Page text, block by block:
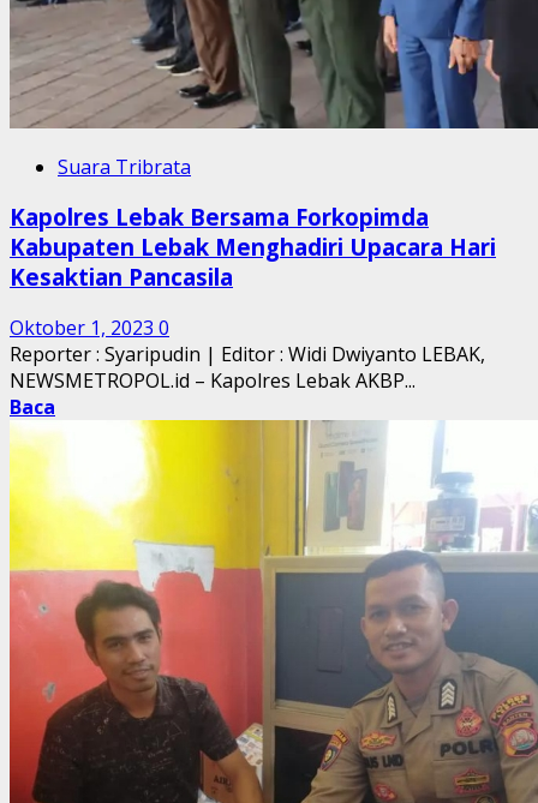
Suara Tribrata
Kapolres Lebak Bersama Forkopimda
Kabupaten Lebak Menghadiri Upacara Hari
Kesaktian Pancasila
Oktober 1, 2023 0
Reporter : Syaripudin | Editor : Widi Dwiyanto LEBAK,
NEWSMETROPOL.id – Kapolres Lebak AKBP...
Baca